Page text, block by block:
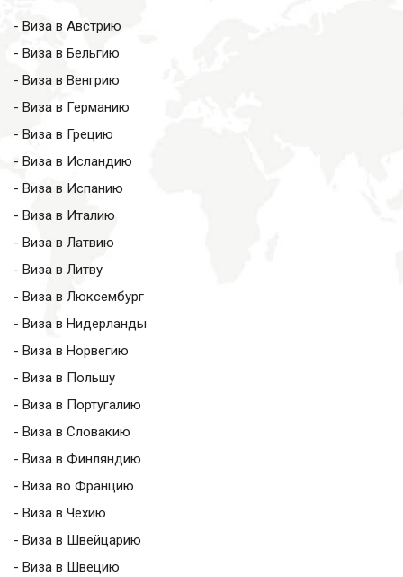
- Виза в Австрию
- Виза в Бельгию
- Виза в Венгрию
- Виза в Германию
- Виза в Грецию
- Виза в Исландию
- Виза в Испанию
- Виза в Италию
- Виза в Латвию
- Виза в Литву
- Виза в Люксембург
- Виза в Нидерланды
- Виза в Норвегию
- Виза в Польшу
- Виза в Португалию
- Виза в Словакию
- Виза в Финляндию
- Виза во Францию
- Виза в Чехию
- Виза в Швейцарию
- Виза в Швецию